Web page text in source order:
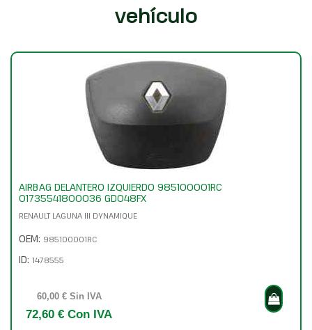
vehículo
AIRBAG DELANTERO IZQUIERDO 985100001RC
01735541800036 GD048FX
RENAULT LAGUNA III DYNAMIQUE
OEM: 985100001RC
ID: 1478555
60,00 € Sin IVA
72,60 € Con IVA